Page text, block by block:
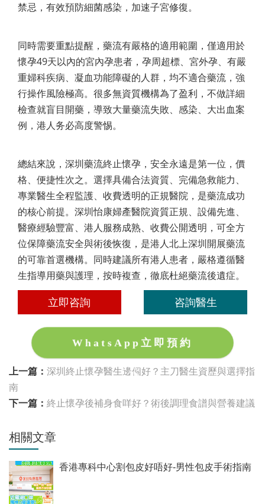
禁忌，有效預防細菌感染，加速子宮修復。
同時需要重點提醒，藥流有嚴格的適用範圍，僅適用於
懷孕49天以內的宮內孕患者，孕周超標、宮外孕、有嚴
重婦科疾病、凝血功能障礙的人群，均不適合藥流，強
行操作風險極高。很多無資質機構為了盈利，不做詳細
檢查就盲目開藥，導致大量藥流失敗、感染、大出血案
例，港人务必高度警惕。
總結來說，深圳藥流終止懷孕，安全永遠是第一位，價
格、便捷性次之。選擇具備合法資質、完備急救能力、
專業醫生全程監護、收費透明的正規醫院，是藥流成功
的核心前提。深圳怡康婦產醫院資質正規、設備先進、
醫療經驗豐富、港人服務成熟、收費公開透明，可全方
位保障藥流安全與術後恢復，是港人北上深圳開展藥流
的可靠首選機構。同時建議所有港人患者，嚴格遵循醫
生指導用藥與護理，按時複查，徹底杜絕藥流後遺症。
立即咨詢 咨詢醫生
WhatsApp立即預約
上一篇： 深圳終止懷孕醫生邊個好？主刀醫生資歷與選擇指
南
下一篇： 終止懷孕後補身食咩好？術後調理食譜與營養建議
相關文章
香港專科中心割包皮好唔好-男性包皮手術指南